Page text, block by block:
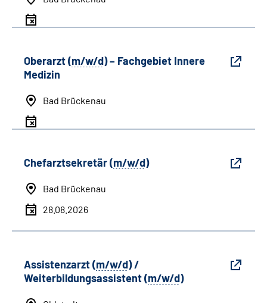
Oberarzt (m/w/d) – Fachgebiet Innere
Medizin
Bad Brückenau
Chefarztsekretär (m/w/d)
Bad Brückenau
28.08.2026
Assistenzarzt (m/w/d) /
Weiterbildungsassistent (m/w/d)